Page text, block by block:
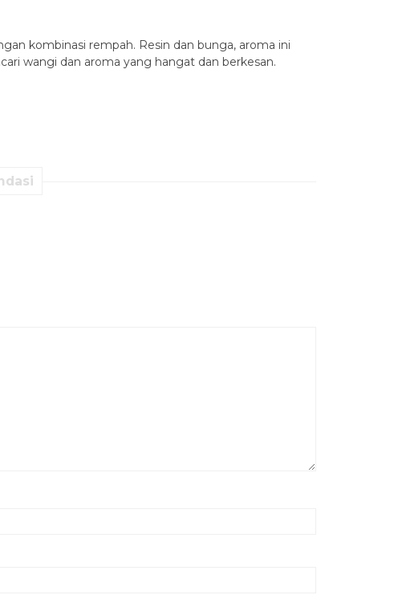
kombinasi rempah. Resin dan bunga, aroma ini
wangi dan aroma yang hangat dan berkesan.